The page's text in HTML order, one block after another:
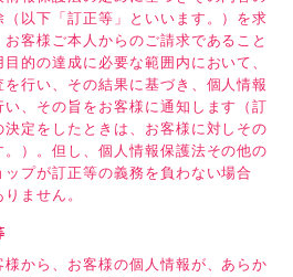
以下「訂正等」といいます。）を求
客様ご本人からのご請求であること
的の達成に必要な範囲内において、
行い、その結果に基づき、個人情報
、その旨をお客様に通知します（訂
定をしたときは、お客様に対しその
。）。但し、個人情報保護法その他の
プが訂正等の義務を負わない場合
ません。
から、お客様の個人情報が、あらか